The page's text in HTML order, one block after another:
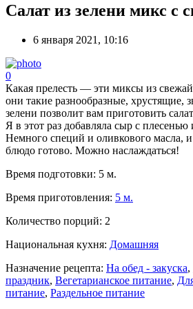
Салат из зелени микс с
6 января 2021, 10:16
0
Какая прелесть — эти миксы из
они такие разнообразные, хрустящие,
зелени позволит вам приготовить
Я в этот раз добавляла сыр с
Немного специй и оливкового масла, и
блюдо готово. Можно наслаждаться!
Время подготовки: 5 м.
Время приготовления: 5 м.
Количество порций: 2
Национальная кухня: Домашняя
Назначение рецепта: На обед - закуска,
праздник, Вегетарианское питание,
питание, Раздельное питание